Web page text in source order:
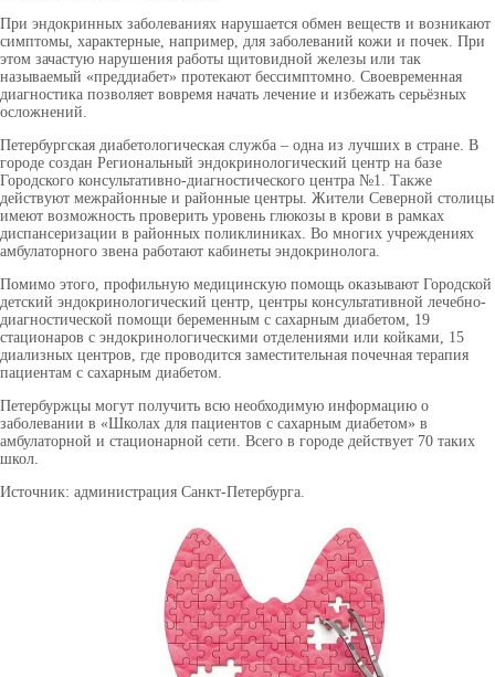
При эндокринных заболеваниях нарушается обмен веществ и возникают
симптомы, характерные, например, для заболеваний кожи и почек. При
этом зачастую нарушения работы щитовидной железы или так
называемый «преддиабет» протекают бессимптомно. Своевременная
диагностика позволяет вовремя начать лечение и избежать серьёзных
осложнений.
Петербургская диабетологическая служба – одна из лучших в стране. В
городе создан Региональный эндокринологический центр на базе
Городского консультативно-диагностического центра №1. Также
действуют межрайонные и районные центры. Жители Северной столицы
имеют возможность проверить уровень глюкозы в крови в рамках
диспансеризации в районных поликлиниках. Во многих учреждениях
амбулаторного звена работают кабинеты эндокринолога.
Помимо этого, профильную медицинскую помощь оказывают Городской
детский эндокринологический центр, центры консультативной лечебно-
диагностической помощи беременным с сахарным диабетом, 19
стационаров с эндокринологическими отделениями или койками, 15
диализных центров, где проводится заместительная почечная терапия
пациентам с сахарным диабетом.
Петербуржцы могут получить всю необходимую информацию о
заболевании в «Школах для пациентов с сахарным диабетом» в
амбулаторной и стационарной сети. Всего в городе действует 70 таких
школ.
Источник: администрация Санкт-Петербурга.